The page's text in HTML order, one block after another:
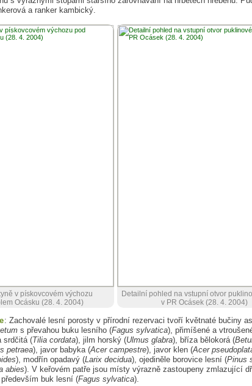
a ranker kambický.
v pískovcovém výchozu
Ocásku (28. 4. 2004)
Detailní pohled na vstupní otvor
v PR Ocásek (28. 4. 2004)
: Zachovalé lesní porosty v přírodní rezervaci tvoří květnaté bučiny
s převahou buku lesního (Fagus sylvatica), přimíšené a
srdčitá (Tilia cordata), jilm horský (Ulmus glabra), bříza bělokorá (
petraea), javor babyka (Acer campestre), javor klen (Acer
), modřín opadavý (Larix decidua), ojediněle borovice lesní (Pinus
abies). V keřovém patře jsou místy výrazně zastoupeny zmlazující
buk lesní (Fagus sylvatica).